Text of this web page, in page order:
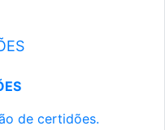
de certidões.